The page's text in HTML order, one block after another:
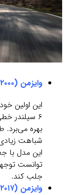
وایزمن MF۳۰ (۱۹۹۳-۲۰۰۰):
بهره می‌برد.
توانست
جلب کند.
وایزمن GT MF۴ (۲۰۰۳-۲۰۱۷):